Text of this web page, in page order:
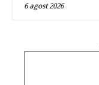
6 agost 2026